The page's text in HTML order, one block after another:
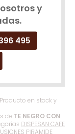
en stock y
de TE NEGRO CON
DISPESAN CAFE
PIRAMIDE
y
495